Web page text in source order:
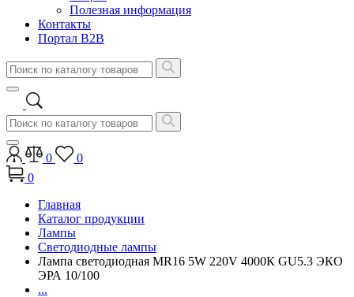
Полезная информация
Контакты
Портал B2B
0
0
0
Главная
Каталог продукции
Лампы
Светодиодные лампы
Лампа светодиодная MR16 5W 220V 4000К GU5.3 ЭКО
ЭРА 10/100
...